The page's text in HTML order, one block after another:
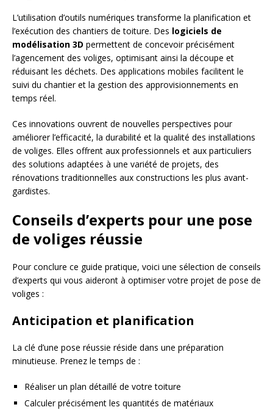
L’utilisation d’outils numériques transforme la planification et
l’exécution des chantiers de toiture. Des logiciels de
modélisation 3D permettent de concevoir précisément
l’agencement des voliges, optimisant ainsi la découpe et
réduisant les déchets. Des applications mobiles facilitent le
suivi du chantier et la gestion des approvisionnements en
temps réel.
Ces innovations ouvrent de nouvelles perspectives pour
améliorer l’efficacité, la durabilité et la qualité des installations
de voliges. Elles offrent aux professionnels et aux particuliers
des solutions adaptées à une variété de projets, des
rénovations traditionnelles aux constructions les plus avant-
gardistes.
Conseils d’experts pour une pose
de voliges réussie
Pour conclure ce guide pratique, voici une sélection de conseils
d’experts qui vous aideront à optimiser votre projet de pose de
voliges :
Anticipation et planification
La clé d’une pose réussie réside dans une préparation
minutieuse. Prenez le temps de :
Réaliser un plan détaillé de votre toiture
Calculer précisément les quantités de matériaux